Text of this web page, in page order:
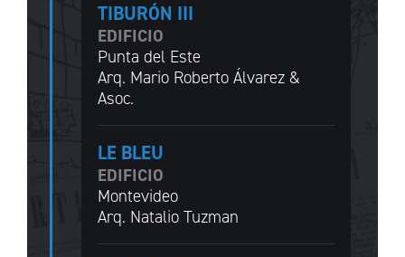
TIBURÓN III
EDIFICIO
Punta del Este
Arq. Mario Roberto Álvarez &
Asoc.
LE BLEU
EDIFICIO
Montevideo
Arq. Natalio Tuzman